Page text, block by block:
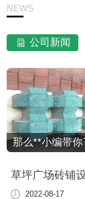
NEWS
公司新闻
草坪广场砖铺
2022-08-17